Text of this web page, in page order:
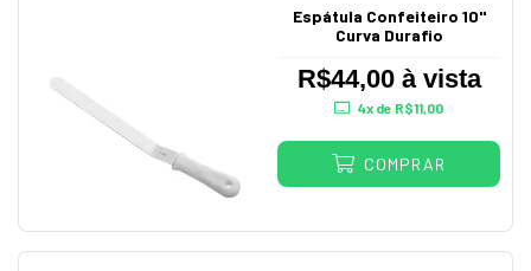
Espátula Confeiteiro 10"
Curva Durafio
R$44,00 à vista
4x de R$11,00
COMPRAR